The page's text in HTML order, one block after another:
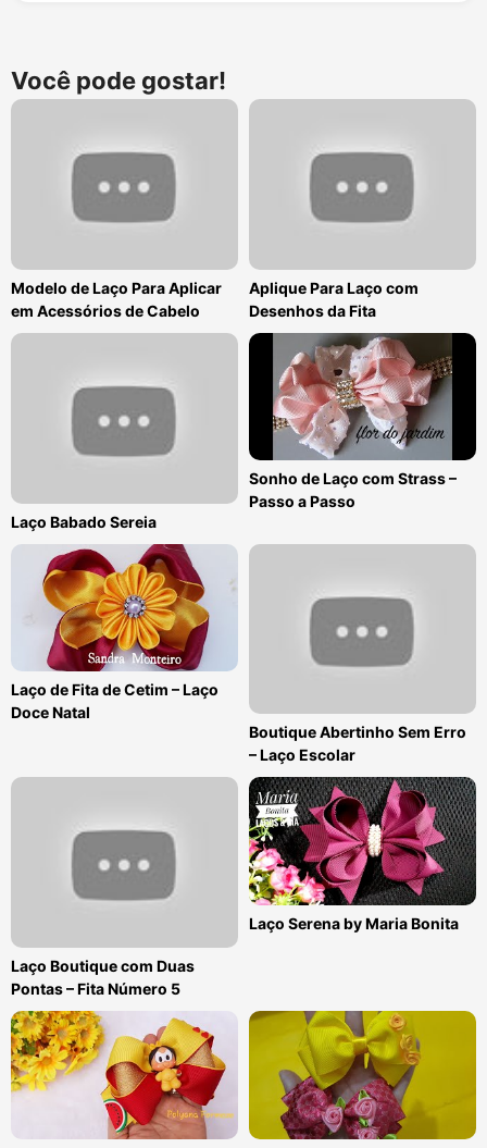
Você pode gostar!
Modelo de Laço Para Aplicar
em Acessórios de Cabelo
Aplique Para Laço com
Desenhos da Fita
Laço Babado Sereia
Sonho de Laço com Strass –
Passo a Passo
Laço de Fita de Cetim – Laço
Doce Natal
Boutique Abertinho Sem Erro
– Laço Escolar
Laço Boutique com Duas
Pontas – Fita Número 5
Laço Serena by Maria Bonita